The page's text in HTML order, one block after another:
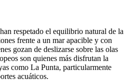
respetado el equilibrio natural de la
frente a un mar apacible y con
gozan de deslizarse sobre las olas
son quienes más disfrutan la
como La Punta, particularmente
acuáticos.